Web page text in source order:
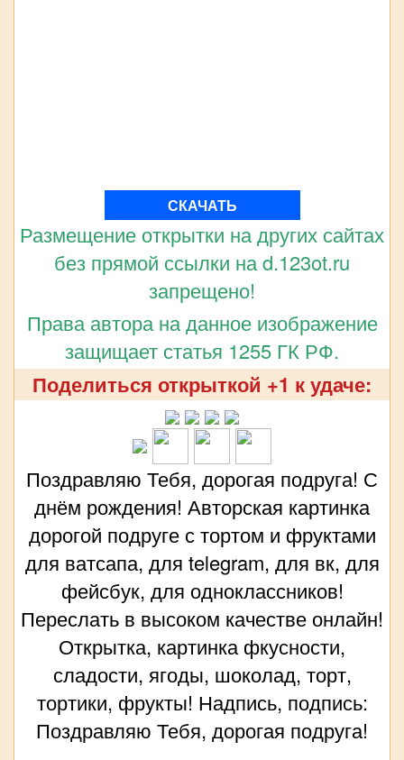
СКАЧАТЬ
Размещение открытки на других сайтах
без прямой ссылки на d.123ot.ru
запрещено!
Права автора на данное изображение
защищает статья 1255 ГК РФ.
Поделиться открыткой +1 к удаче:
Поздравляю Тебя, дорогая подруга! С
днём рождения! Авторская картинка
дорогой подруге с тортом и фруктами
для ватсапа, для telegram, для вк, для
фейсбук, для одноклассников!
Переслать в высоком качестве онлайн!
Открытка, картинка фкусности,
сладости, ягоды, шоколад, торт,
тортики, фрукты! Надпись, подпись:
Поздравляю Тебя, дорогая подруга!